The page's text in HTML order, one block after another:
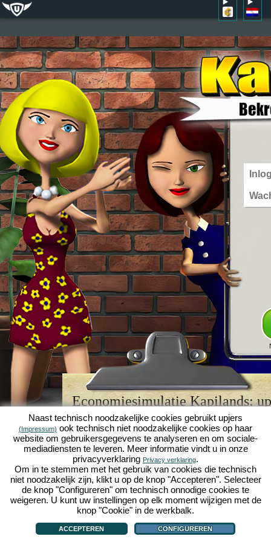
Economiesimulatie Kapilands:
browserspellegende
Kapilands is een van de bestebrowserspellenvan
retrogamevoor fans van economiesimulaties. Het
werd ooit uitgeroepen tot "MMO van het jaar" en is
een genot voor fans van strategische
online
je eigen zakenimperium opbouwen en carrière
economiesimulaties!
Naast technisch noodzakelijke cookies gebruikt upjers
(Impressum) ook technisch niet noodzakelijke cookies op haar
website om gebruikersgegevens te analyseren en om sociale-
mediadiensten te leveren. Meer informatie vindt u in onze
privacyverklaring Privacy verklaring.
Om in te stemmen met het gebruik van cookies die technisch
niet noodzakelijk zijn, klikt u op de knop "Accepteren". Selecteer
de knop "Configureren" om technisch onnodige cookies te
weigeren. U kunt uw instellingen op elk moment wijzigen met de
knop "Cookie" in de werkbalk.
ACCEPTEREN CONFIGUREREN